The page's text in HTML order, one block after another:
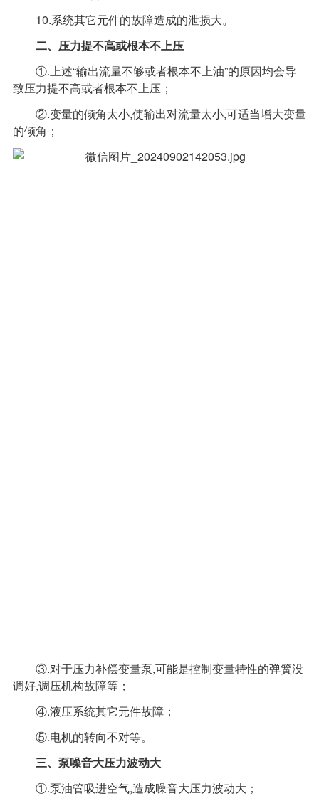
10.系统其它元件的故障造成的泄损大。
二、压力提不高或根本不上压
①.上述“输出流量不够或者根本不上油”的原因均会导
致压力提不高或者根本不上压；
②.变量的倾角太小,使输出对流量太小,可适当增大变量
的倾角；
③.对于压力补偿变量泵,可能是控制变量特性的弹簧没
调好,调压机构故障等；
④.液压系统其它元件故障；
⑤.电机的转向不对等。
三、泵噪音大压力波动大
①.泵油管吸进空气,造成噪音大压力波动大；